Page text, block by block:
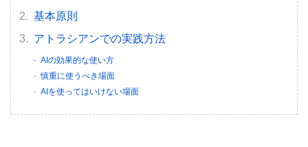
基本原則
アトラシアンでの実践方法
AIの効果的な使い方
慎重に使うべき場面
AIを使ってはいけない場面